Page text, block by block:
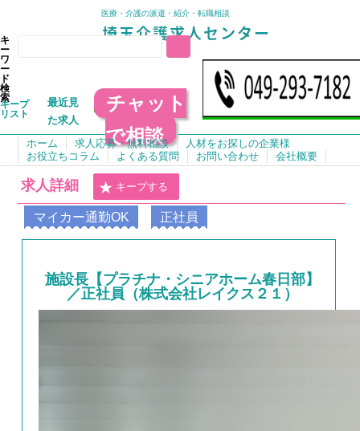
医療・介護の派遣・紹介・転職相談
キ
ー
ワ
ー
ド
検
索
キープ
リスト
最近見
た求人
チャット
で相談
ホーム 求人応募・無料相談
人材をお探しの企業様
お役立ちコラム
よくある質問 お問い合わせ 会社概要
求人詳細 キープする
マイカー通勤OK 正社員
施設長【プラチナ・シニアホーム春日部】
／正社員（株式会社レイクス２１）